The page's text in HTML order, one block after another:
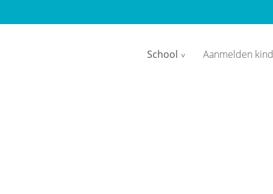
School Aanmelden kind